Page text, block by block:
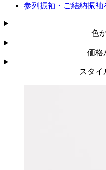
参列振袖・​ご結納​振袖
色
価格
スタイ